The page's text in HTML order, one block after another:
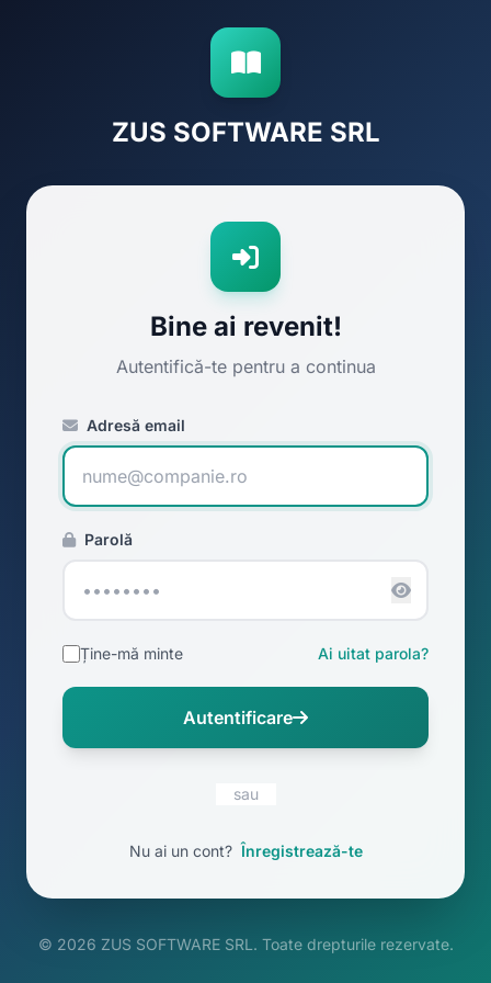
ZUS SOFTWARE SRL
Bine ai revenit!
Autentifică-te pentru a continua
Adresă email
Parolă
Ține-mă minte Ai uitat parola?
Autentificare
sau
Nu ai un cont? Înregistrează-te
© 2026 ZUS SOFTWARE SRL. Toate drepturile rezervate.